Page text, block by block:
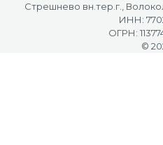
Стрешнево вн.тер.г.,
ИНН:
ОГРН:
©